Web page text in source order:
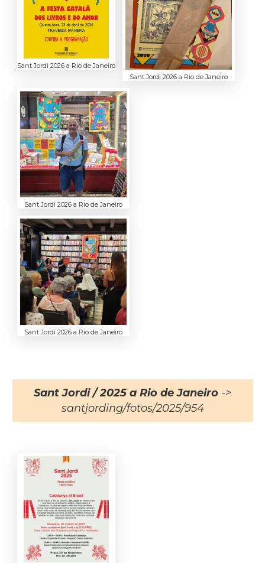
Sant Jordi 2026 a Rio de Janeiro
Sant Jordi 2026 a Rio de Janeiro
Sant Jordi 2026 a Rio de Janeiro
Sant Jordi 2026 a Rio de Janeiro
Sant Jordi / 2025 a Rio de Janeiro ->
santjording/fotos/2025/954